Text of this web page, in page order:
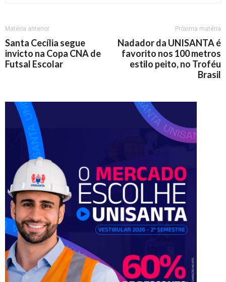
Matéria anterior
Santa Cecília segue
invicto na Copa CNA de
Futsal Escolar
Próxima matéria
Nadador da UNISANTA é
favorito nos 100 metros
estilo peito, no Troféu
Brasil